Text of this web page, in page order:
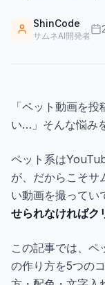
ギャラリー
ShinCode
サムネAI開発者
「ペット動画を
い…」そんな悩み
ペット系は
が、だからこそサ
い動画を撮ってい
せられなければク
この記事では、
の作り方を5つの